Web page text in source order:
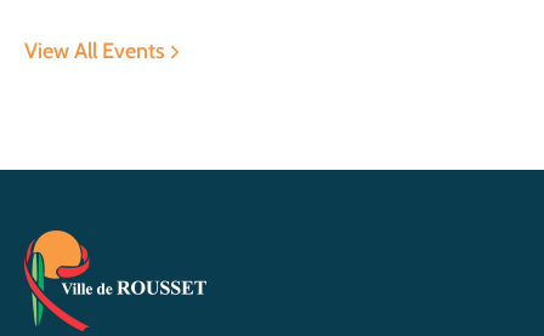
View All Events